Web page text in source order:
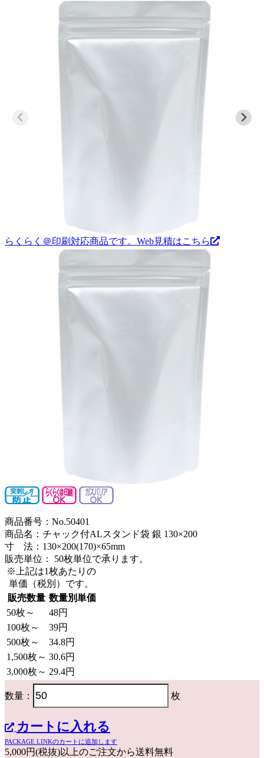
らくらく＠印刷対応商品です。 Web見積はこちら
商品番号：No.50401
商品名：チャック付ALスタンド袋 銀 130×200
寸 法：130×200(170)×65mm
販売単位：
50枚単位で承ります。
※上記は1枚あたりの
単価（税別）です。
販売数量 数量別単価
50枚～
48円
100枚～
39円
500枚～
34.8円
1,500枚～ 30.6円
3,000枚～ 29.4円
数量： 枚
カートに入れる
PACKAGE LINKのカートに追加します
5,000円(税抜)以上のご注文から送料無料